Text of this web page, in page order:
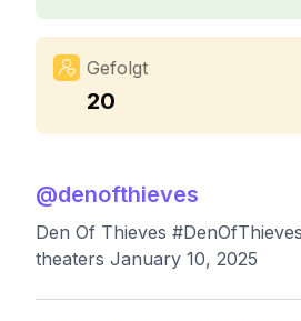
Gefolgt
20
@denofthieves
Den Of Thieves
theaters January 10, 2025